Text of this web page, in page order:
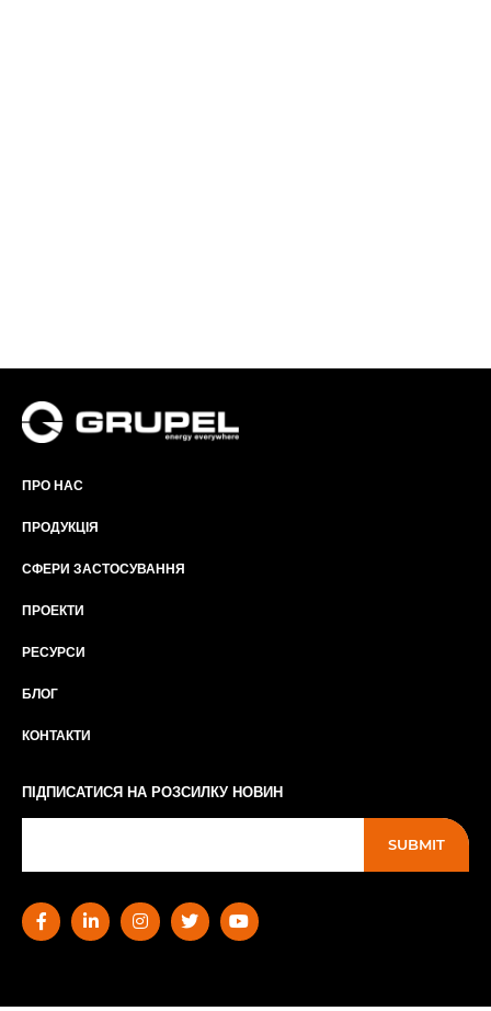
ПРО НАС
ПРОДУКЦІЯ
СФЕРИ ЗАСТОСУВАННЯ
ПРОЕКТИ
РЕСУРСИ
БЛОГ
КОНТАКТИ
ПІДПИСАТИСЯ НА РОЗСИЛКУ НОВИН
SUBMIT